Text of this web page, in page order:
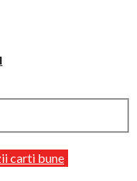
carti bune